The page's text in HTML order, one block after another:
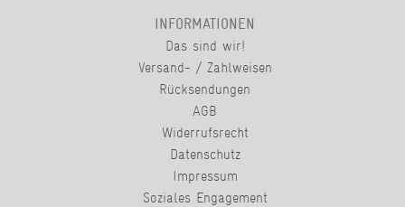
INFORMATIONEN
Das sind wir!
Versand- / Zahlweisen
Rücksendungen
AGB
Widerrufsrecht
Datenschutz
Impressum
Soziales Engagement